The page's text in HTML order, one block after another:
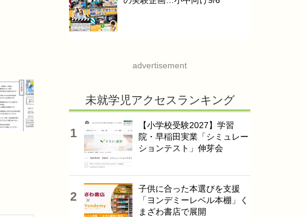
advertisement
未就学児アクセスランキング
【小学校受験2027】学習
院・早稲田実業「シミュレー
ションテスト」伸芽会
子供に合った本選びを支援
「ヨンデミーレベル本棚」く
まざわ書店で展開